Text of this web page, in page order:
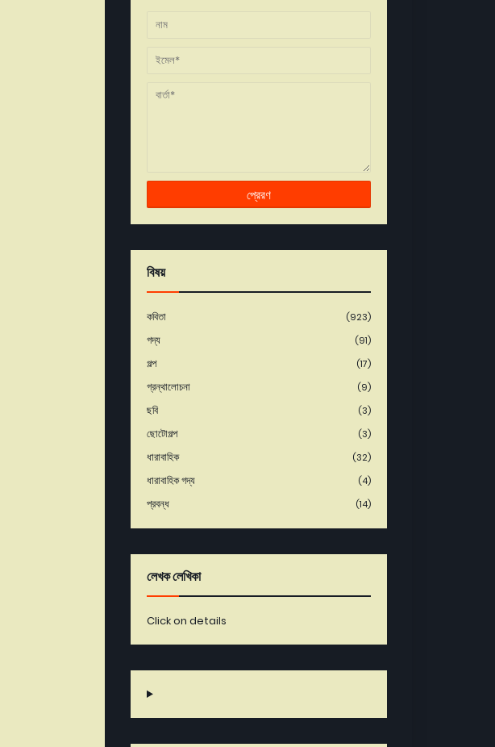
বিষয়
কবিতা (923)
গদ্য (91)
গল্প (17)
গ্রন্থালোচনা (9)
ছবি (3)
ছোটোগল্প (3)
ধারাবাহিক (32)
ধারাবাহিক গদ্য (4)
প্রবন্ধ (14)
লেখক লেখিকা
Click on details